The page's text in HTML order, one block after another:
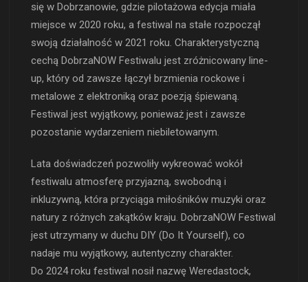
się w Dobrzanowie, gdzie pilotażowa edycja miała
miejsce w 2020 roku, a festiwal na stałe rozpoczął
swoją działalność w 2021 roku. Charakterystyczną
cechą DobrzaNOW Festiwalu jest zróżnicowany line-
up, który od zawsze łączył brzmienia rockowe i
metalowe z elektroniką oraz poezją śpiewaną.
Festiwal jest wyjątkowy, ponieważ jest i zawsze
pozostanie wydarzeniem niebiletowanym.
Lata doświadczeń pozwoliły wykreować wokół
festiwalu atmosferę przyjazną, swobodną i
inkluzywną, która przyciąga miłośników muzyki oraz
natury z różnych zakątków kraju. DobrzaNOW Festiwal
jest utrzymany w duchu DIY (Do It Yourself), co
nadaje mu wyjątkowy, autentyczny charakter.
Do 2024 roku festiwal nosił nazwę Weredastock,